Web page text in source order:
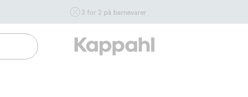
3 for 2 på barnevarer
inngår i tilbudet tom. 17/8 i butikk & online for deg som er
eller blir medlem. Kan ikke kombineres med andre tilbud
eller rabatter.